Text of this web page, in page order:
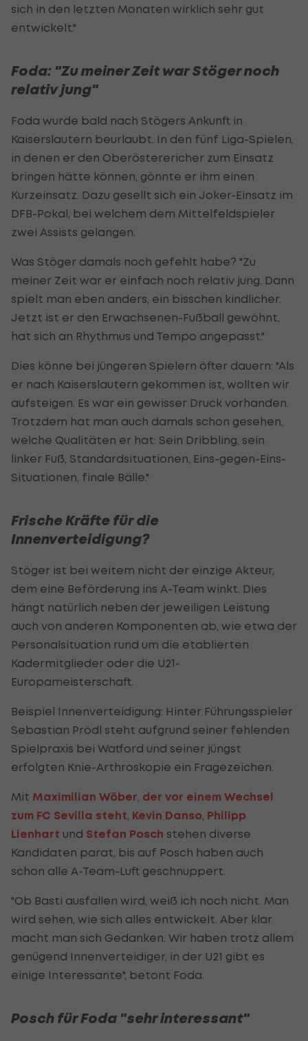
sich in den letzten Monaten wirklich sehr gut
entwickelt."
Foda: "Zu meiner Zeit war Stöger noch
relativ jung"
Foda wurde bald nach Stögers Ankunft in
Kaiserslautern beurlaubt. In den fünf Liga-Spielen,
in denen er den Oberösterericher zum Einsatz
bringen hätte können, gönnte er ihm einen
Kurzeinsatz. Dazu gesellt sich ein Joker-Einsatz im
DFB-Pokal, bei welchem dem Mittelfeldspieler
zwei Assists gelangen.
Was Stöger damals noch gefehlt habe? "Zu
meiner Zeit war er einfach noch relativ jung. Dann
spielt man eben anders, ein bisschen kindlicher.
Jetzt ist er den Erwachsenen-Fußball gewöhnt,
hat sich an Rhythmus und Tempo angepasst."
Dies könne bei jüngeren Spielern öfter dauern: "Als
er nach Kaiserslautern gekommen ist, wollten wir
aufsteigen. Es war ein gewisser Druck vorhanden.
Trotzdem hat man auch damals schon gesehen,
welche Qualitäten er hat: Sein Dribbling, sein
linker Fuß, Standardsituationen, Eins-gegen-Eins-
Situationen, finale Bälle."
Frische Kräfte für die
Innenverteidigung?
Stöger ist bei weitem nicht der einzige Akteur,
dem eine Beförderung ins A-Team winkt. Dies
hängt natürlich neben der jeweiligen Leistung
auch von anderen Komponenten ab, wie etwa der
Personalsituation rund um die etablierten
Kadermitglieder oder die U21-
Europameisterschaft.
Beispiel Innenverteidigung: Hinter Führungsspieler
Sebastian Prödl steht aufgrund seiner fehlenden
Spielpraxis bei Watford und seiner jüngst
erfolgten Knie-Arthroskopie ein Fragezeichen.
Mit Maximilian Wöber der vor einem Wechsel
zum FC Sevilla steht Kevin Danso Philipp
Lienhart und Stefan Posch stehen diverse
Kandidaten parat, bis auf Posch haben auch
schon alle A-Team-Luft geschnuppert.
"Ob Basti ausfallen wird, weiß ich noch nicht. Man
wird sehen, wie sich alles entwickelt. Aber klar
macht man sich Gedanken. Wir haben trotz allem
genügend Innenverteidiger, in der U21 gibt es
einige Interessante", betont Foda.
Posch für Foda "sehr interessant"